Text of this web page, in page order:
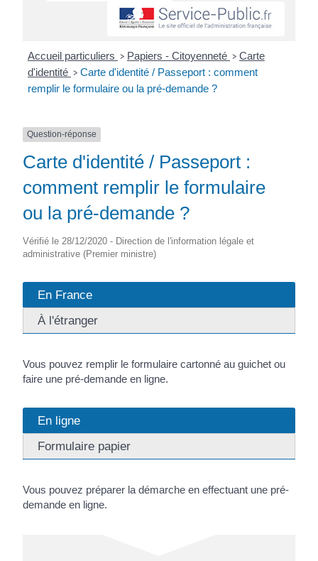
Accueil particuliers > Papiers - Citoyenneté > Carte
d'identité > Carte d'identité / Passeport : comment
remplir le formulaire ou la pré-demande ?
Question-réponse
Carte d'identité / Passeport :
comment remplir le formulaire
ou la pré-demande ?
Vérifié le 28/12/2020 - Direction de l'information légale et
administrative (Premier ministre)
En France
À l'étranger
Vous pouvez remplir le formulaire cartonné au guichet ou
faire une pré-demande en ligne.
En ligne
Formulaire papier
Vous pouvez préparer la démarche en effectuant une pré-
demande en ligne.